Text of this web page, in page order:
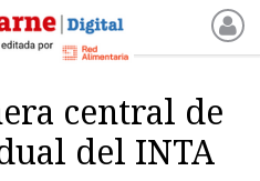
central de
del INTA